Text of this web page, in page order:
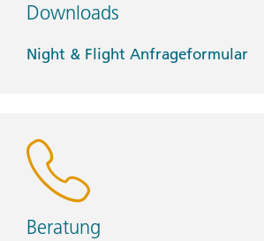
Downloads
Night & Flight Anfrageformular
Beratung